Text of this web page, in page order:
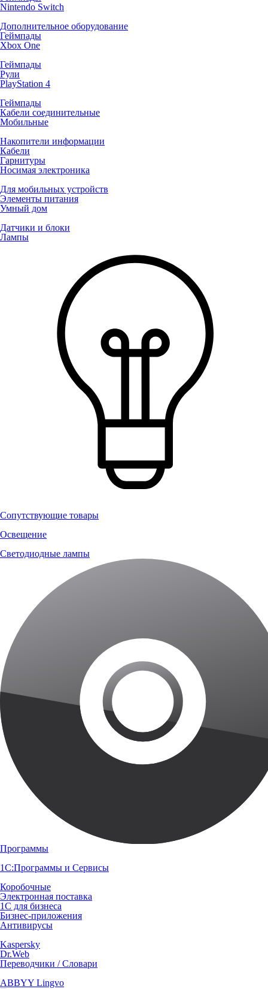
Nintendo Switch
Дополнительное оборудование
Геймпады
Xbox One
Геймпады
Рули
PlayStation 4
Геймпады
Кабели соединительные
Мобильные
Накопители информации
Кабели
Гарнитуры
Носимая электроника
Для мобильных устройств
Элементы питания
Умный дом
Датчики и блоки
Лампы
Сопутствующие товары
Освещение
Светодиодные лампы
Программы
1С:Программы и Сервисы
Коробочные
Электронная поставка
1С для бизнеса
Бизнес-приложения
Антивирусы
Kaspersky
Dr.Web
Переводчики / Словари
ABBYY Lingvo